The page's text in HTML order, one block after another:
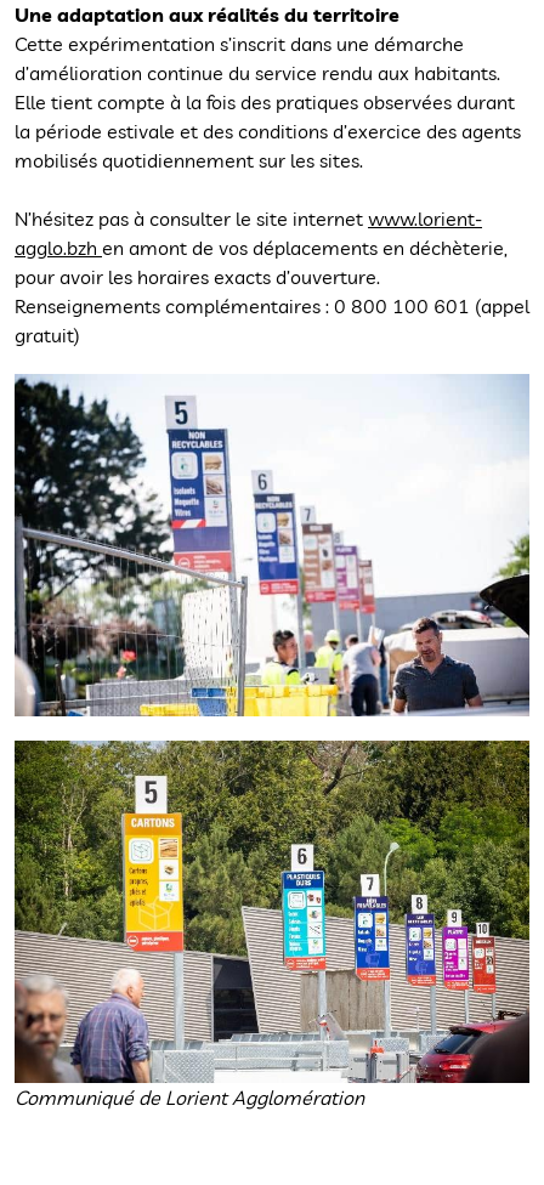
Une adaptation aux réalités du territoire
Cette expérimentation s’inscrit dans une démarche
d’amélioration continue du service rendu aux habitants.
Elle tient compte à la fois des pratiques observées durant
la période estivale et des conditions d’exercice des agents
mobilisés quotidiennement sur les sites.
N’hésitez pas à consulter le site internet www.lorient-
agglo.bzh en amont de vos déplacements en déchèterie,
pour avoir les horaires exacts d’ouverture.
Renseignements complémentaires : 0 800 100 601 (appel
gratuit)
Communiqué de Lorient Agglomération